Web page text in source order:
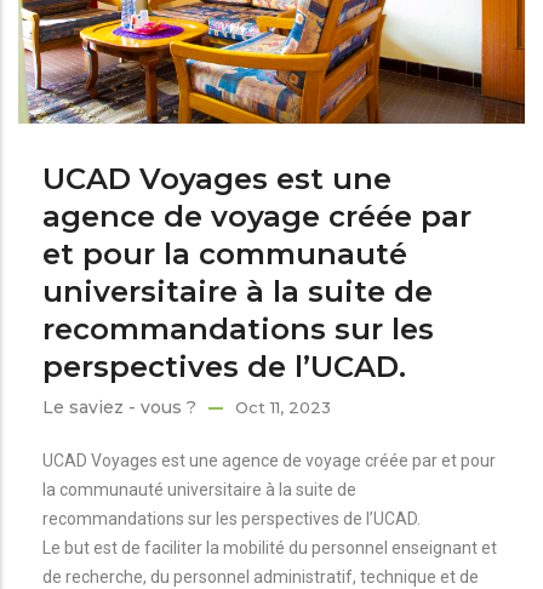
UCAD Voyages est une
agence de voyage créée par
et pour la communauté
universitaire à la suite de
recommandations sur les
perspectives de l’UCAD.
Le saviez - vous ? Oct 11, 2023
UCAD Voyages est une agence de voyage créée par et pour
la communauté universitaire à la suite de
recommandations sur les perspectives de l’UCAD.
Le but est de faciliter la mobilité du personnel enseignant et
de recherche, du personnel administratif, technique et de